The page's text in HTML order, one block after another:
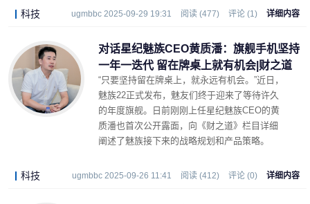
科技 ugmbbc 2025-09-29 19:31 阅读 (477) 评论 (1) 详细内容
对话星纪魅族CEO黄质潘：旗舰手机坚持
一年一迭代 留在牌桌上就有机会|财之道
“只要坚持留在牌桌上，就永远有机会。”近日，
魅族22正式发布，魅友们终于迎来了等待许久
的年度旗舰。日前刚刚上任星纪魅族CEO的黄
质潘也首次公开露面，向《财之道》栏目详细
阐述了魅族接下来的战略规划和产品策略。
科技 ugmbbc 2025-09-26 11:41 阅读 (412) 评论 (0) 详细内容